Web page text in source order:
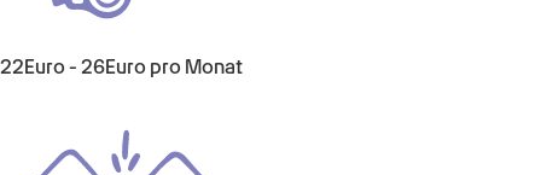
22Euro - 26Euro pro Monat